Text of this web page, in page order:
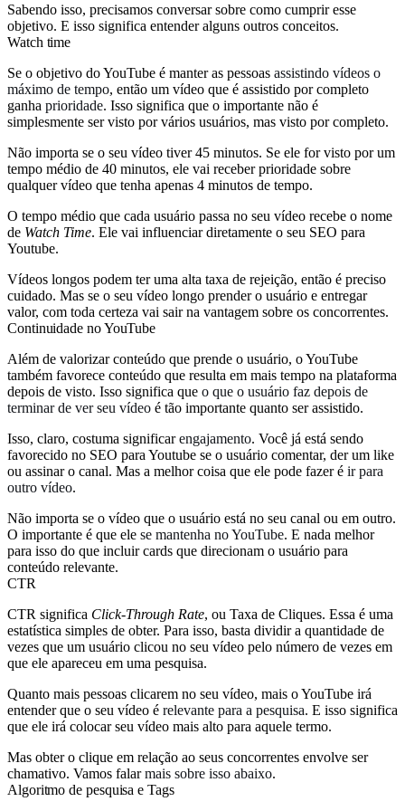
Sabendo isso, precisamos conversar sobre como cumprir esse
objetivo. E isso significa entender alguns outros conceitos.
Watch time
Se o objetivo do YouTube é manter as pessoas assistindo vídeos o
máximo de tempo, então um vídeo que é assistido por completo
ganha prioridade. Isso significa que o importante não é
simplesmente ser visto por vários usuários, mas visto por completo.
Não importa se o seu vídeo tiver 45 minutos. Se ele for visto por um
tempo médio de 40 minutos, ele vai receber prioridade sobre
qualquer vídeo que tenha apenas 4 minutos de tempo.
O tempo médio que cada usuário passa no seu vídeo recebe o nome
de Watch Time. Ele vai influenciar diretamente o seu SEO para
Youtube.
Vídeos longos podem ter uma alta taxa de rejeição, então é preciso
cuidado. Mas se o seu vídeo longo prender o usuário e entregar
valor, com toda certeza vai sair na vantagem sobre os concorrentes.
Continuidade no YouTube
Além de valorizar conteúdo que prende o usuário, o YouTube
também favorece conteúdo que resulta em mais tempo na plataforma
depois de visto. Isso significa que o que o usuário faz depois de
terminar de ver seu vídeo é tão importante quanto ser assistido.
Isso, claro, costuma significarengajamento. Você já está sendo
favorecido no SEO para Youtube se o usuário comentar, der um like
ou assinar o canal. Mas a melhor coisa que ele pode fazer é ir para
outro vídeo.
Não importa se o vídeo que o usuário está no seu canal ou em outro.
O importante é que ele se mantenha no YouTube. E nada melhor
para isso do que incluir cards que direcionam o usuário para
conteúdo relevante.
CTR
CTR significa Click-Through Rate, ou Taxa de Cliques. Essa é uma
estatística simples de obter. Para isso, basta dividir a quantidade de
vezes que um usuário clicou no seu vídeo pelo número de vezes em
que ele apareceu em uma pesquisa.
Quanto mais pessoas clicarem no seu vídeo, mais o YouTube irá
entender que o seu vídeo é relevante para a pesquisa. E isso significa
que ele irá colocar seu vídeo mais alto para aquele termo.
Mas obter o clique em relação ao seus concorrentes envolve ser
chamativo. Vamos falarmais sobre isso abaixo.
Algoritmo de pesquisa e Tags